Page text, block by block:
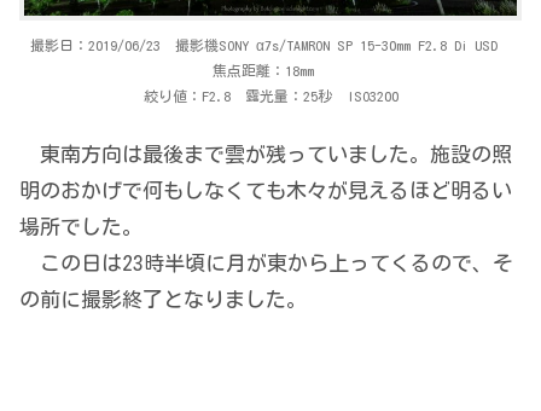
撮影日：2019/06/23 撮影機SONY α7s/TAMRON SP 15-30mm F2.8 Di USD
焦点距離：18mm
絞り値：F2.8 露光量：25秒 ISO3200
東南方向は最後まで雲が残っていました。施設の照
明のおかげで何もしなくても木々が見えるほど明るい
場所でした。
この日は23時半頃に月が東から上ってくるので、そ
の前に撮影終了となりました。